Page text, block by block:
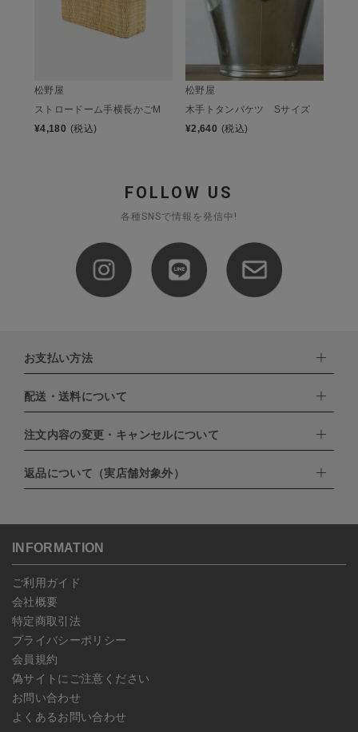
松野屋
ストロードーム手横長かごM
¥4,180 (税込)
松野屋
木手トタンバケツ Sサイズ
¥2,640 (税込)
FOLLOW US
各種SNSで情報を発信中!
お支払い方法
下記お支払い方法よりお選びいただけます。
・クレジットカード（VISA,mastercard,JCB,AMERICAN
EXPRESS,Diners Club）
・PayPay
・NP後払い
配送・送料について
配達業者：日本郵便
北海道：1,400円
沖縄：1,400円
注文内容の変更・キャンセルについて
ご注文日当日から翌日のAM9:00までにご連絡頂いた場合はキャン
セルは可能です。
ンセルしていただいた後、ご希望の商品のみ再度ご注文お願いしま
予約商品など一部キャンセルが出来ない場合がございます。あらか
じめご了承ください。
返品について（実店舗対象外）
こちらよりご依頼ください。
INFORMATION
ご利用ガイド
会社概要
特定商取引法
プライバシーポリシー
会員規約
偽サイトにご注意ください
お問い合わせ
よくあるお問い合わせ